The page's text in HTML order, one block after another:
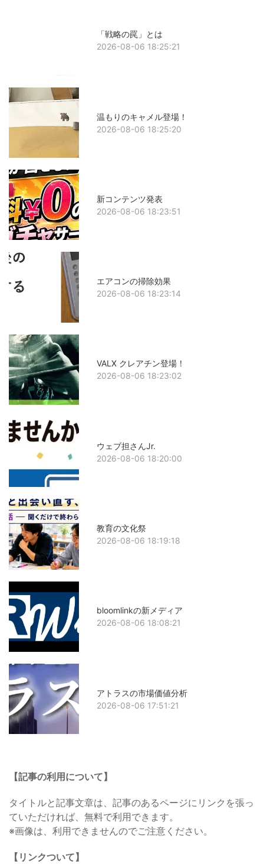
「戦略の罠」とは
2026-08-06 18:25:21
温もりのキャメル登場！
2026-08-06 18:25:20
新コンテンツ発表
2026-08-06 18:23:51
エアコンの掃除効果
2026-08-06 18:23:14
VALX クレアチン登場！
2026-08-06 18:23:02
ウェブ担さんJr.
2026-08-06 18:20:00
教育の文化祭
2026-08-06 18:19:18
bloomlinkの新メディア
2026-08-06 18:08:21
アトラスの市場価値分析
2026-08-06 17:51:21
【記事の利用について】
タイトルと記事文章は、記事のあるページにリンクを張っ
ていただければ、無料で利用できます。
※画像は、利用できませんのでご注意ください。
【リンクついて】